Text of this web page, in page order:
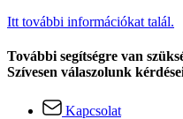
Itt további információkat talál.
További segítségre van
Szívesen válaszolunk
Kapcsolat